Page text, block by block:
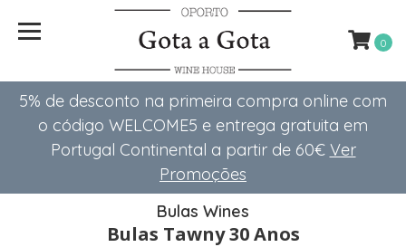
5% de desconto na primeira compra online com
o código WELCOME5 e entrega gratuita em
Portugal Continental a partir de 60€ Ver
Promoções
0
Bulas Wines
Bulas Tawny 30 Anos